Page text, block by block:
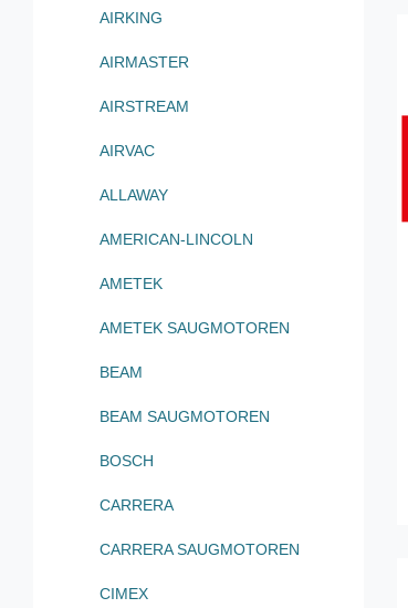
AIRKING
AIRMASTER
AIRSTREAM
AIRVAC
ALLAWAY
AMERICAN-LINCOLN
AMETEK
AMETEK SAUGMOTOREN
BEAM
BEAM SAUGMOTOREN
BOSCH
CARRERA
CARRERA SAUGMOTOREN
CIMEX